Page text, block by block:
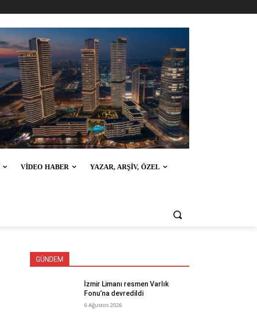
VİDEO HABER YAZAR, ARŞİV, ÖZEL
GÜNDEM
İzmir Limanı resmen Varlık
Fonu’na devredildi
6 Ağustos 2026